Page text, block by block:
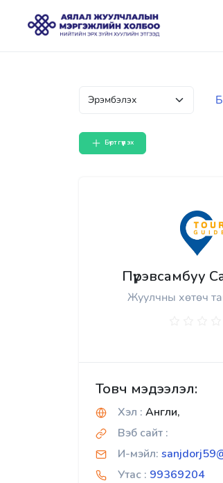
Бүртгүүлэх
Пүрэвсамбуу
Жуулчны хөтөч
Товч мэдээлэл:
Хэл : Англи,
Вэб сайт :
И-мэйл:
Утас : 99369204